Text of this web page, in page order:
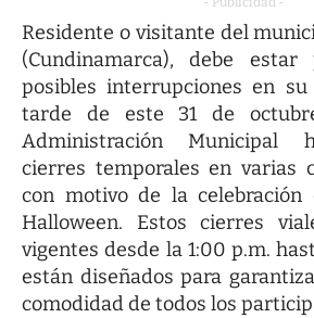
Residente o visitante del
(Cundinamarca), debe estar
posibles interrupciones en
tarde de este 31 de
Administración Municipal
cierres temporales en varias
con motivo de la
Halloween. Estos cierres
vigentes desde la 1:00 p.m.
están diseñados para
comodidad de todos los